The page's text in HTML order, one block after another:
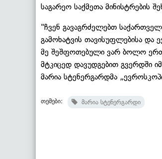
საგარეო საქმეთა მინისტრების
"ჩვენ გავაგრძელებთ
გამოხატვის თავისუფლებისა და
მე შეშფოთებული ვარ ბოლო
მტკიცედ დავუდგებით გვერდში
მარია სტენერგარდმა
თემები: მარია სტენერგარდი